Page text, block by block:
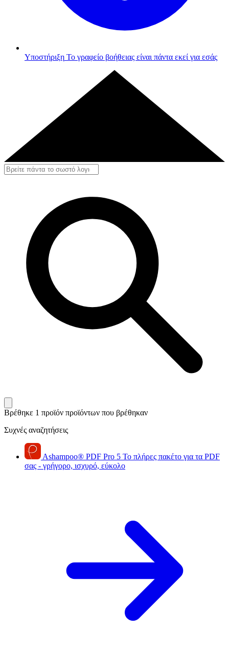
Υποστήριξη Το γραφείο βοήθειας είναι πάντα εκεί για εσάς
Βρέθηκε 1 προϊόν προϊόντων που βρέθηκαν
Συχνές αναζητήσεις
Ashampoo® PDF Pro 5 Το πλήρες πακέτο για τα PDF
σας - γρήγορο, ισχυρό, εύκολο